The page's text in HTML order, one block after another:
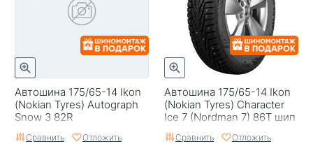
Автошина 175/65-14 Ikon
(Nokian Tyrеs) Autograph
Snow 3 82R
Сравнить Отложить
Автошина 175/65-14 Ikon
(Nokian Tyres) Character
Ice 7 (Nordman 7) 86T шип
Сравнить Отложить